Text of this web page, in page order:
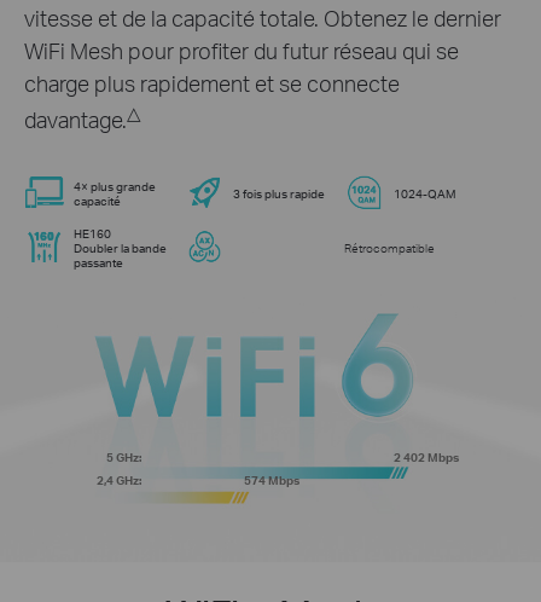
vitesse et de la capacité totale. Obtenez le dernier
WiFi Mesh pour profiter du futur réseau qui se
charge plus rapidement et se connecte
davantage.△
4× plus grande
capacité
3 fois plus rapide 1024-QAM
HE160
Doubler la bande
passante
Rétrocompatible
5 GHz:
2,4 GHz:
2 402 Mbps
574 Mbps